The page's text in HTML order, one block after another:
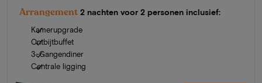
Arrangement 2 nachten voor 2 personen inclusief:
Kamerupgrade
Ontbijtbuffet
3-Gangendiner
Centrale ligging